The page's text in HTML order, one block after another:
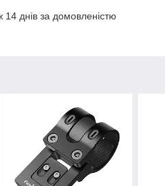
днів за домовленістю